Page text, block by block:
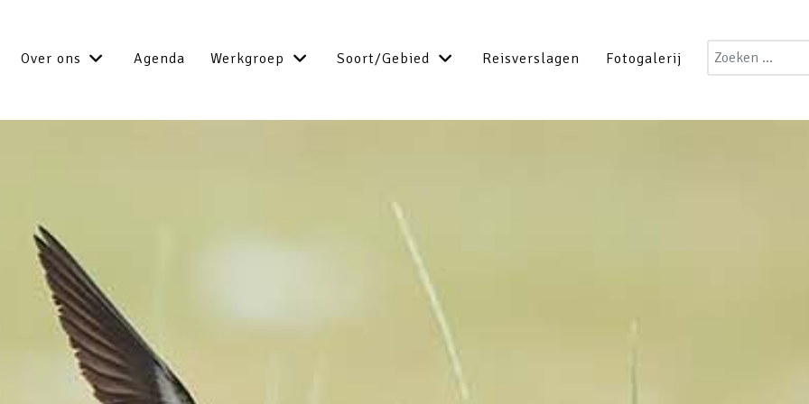
Over ons Agenda Werkgroep Soort/Gebied Reisverslagen Fotogalerij
Zoeken